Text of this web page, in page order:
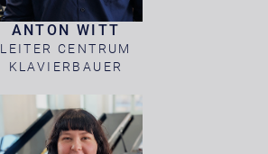
ANTON WITT
LEITER CENTRUM
KLAVIERBAUER